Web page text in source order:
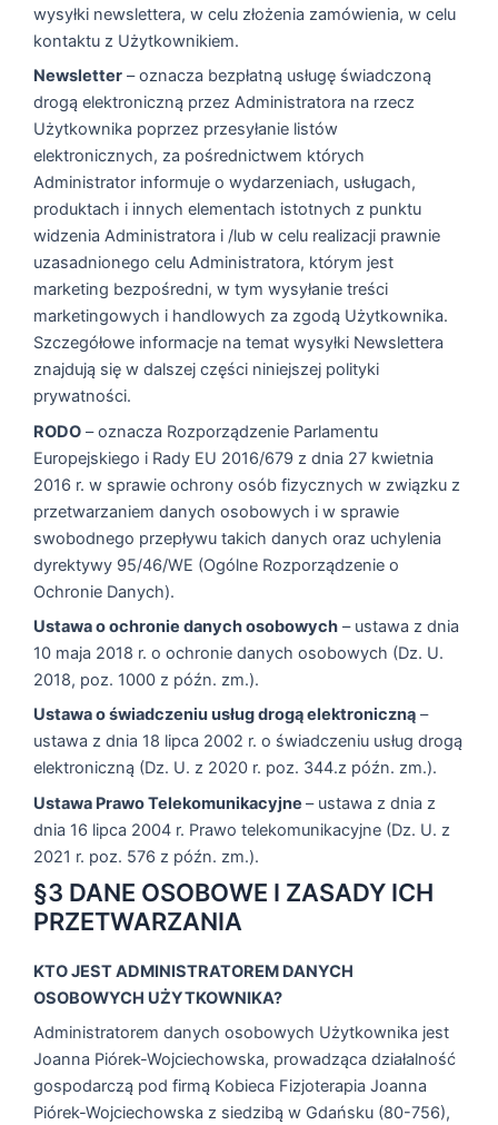
wysyłki newslettera, w celu złożenia zamówienia, w celu
kontaktu z Użytkownikiem.
Newsletter – oznacza bezpłatną usługę świadczoną
drogą elektroniczną przez Administratora na rzecz
Użytkownika poprzez przesyłanie listów
elektronicznych, za pośrednictwem których
Administrator informuje o wydarzeniach, usługach,
produktach i innych elementach istotnych z punktu
widzenia Administratora i /lub w celu realizacji prawnie
uzasadnionego celu Administratora, którym jest
marketing bezpośredni, w tym wysyłanie treści
marketingowych i handlowych za zgodą Użytkownika.
Szczegółowe informacje na temat wysyłki Newslettera
znajdują się w dalszej części niniejszej polityki
prywatności.
RODO – oznacza Rozporządzenie Parlamentu
Europejskiego i Rady EU 2016/679 z dnia 27 kwietnia
2016 r. w sprawie ochrony osób fizycznych w związku z
przetwarzaniem danych osobowych i w sprawie
swobodnego przepływu takich danych oraz uchylenia
dyrektywy 95/46/WE (Ogólne Rozporządzenie o
Ochronie Danych).
Ustawa o ochronie danych osobowych – ustawa z dnia
10 maja 2018 r. o ochronie danych osobowych (Dz. U.
2018, poz. 1000 z późn. zm.).
Ustawa o świadczeniu usług drogą elektroniczną –
ustawa z dnia 18 lipca 2002 r. o świadczeniu usług drogą
elektroniczną (Dz. U. z 2020 r. poz. 344.z późn. zm.).
Ustawa Prawo Telekomunikacyjne – ustawa z dnia z
dnia 16 lipca 2004 r. Prawo telekomunikacyjne (Dz. U. z
2021 r. poz. 576 z późn. zm.).
§3 DANE OSOBOWE I ZASADY ICH
PRZETWARZANIA
KTO JEST ADMINISTRATOREM DANYCH
OSOBOWYCH UŻYTKOWNIKA?
Administratorem danych osobowych Użytkownika jest
Joanna Piórek-Wojciechowska, prowadząca działalność
gospodarczą pod firmą Kobieca Fizjoterapia Joanna
Piórek-Wojciechowska z siedzibą w Gdańsku (80-756),